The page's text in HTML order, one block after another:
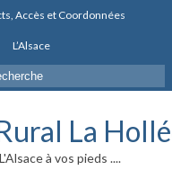
Accès et Coordonnées
L’Alsace
La
L'Alsace à vos pieds ....